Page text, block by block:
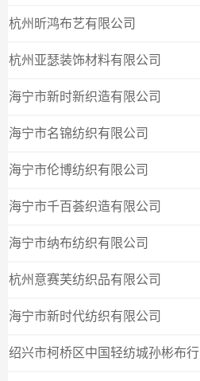
杭州昕鸿布艺有限公司
杭州亚瑟装饰材料有限公司
海宁市新时新织造有限公司
海宁市名锦纺织有限公司
海宁市伦博纺织有限公司
海宁市千百荟织造有限公司
海宁市纳布纺织有限公司
杭州意赛芙纺织品有限公司
海宁市新时代纺织有限公司
绍兴市柯桥区中国轻纺城孙彬布行